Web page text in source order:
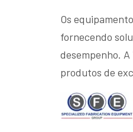
Os
fornecendo
desempenho.
produtos de